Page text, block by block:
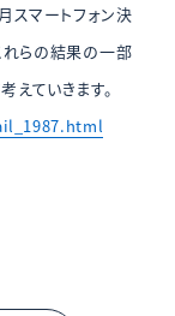
スマートフォン決
れらの結果の一部
えていきます。